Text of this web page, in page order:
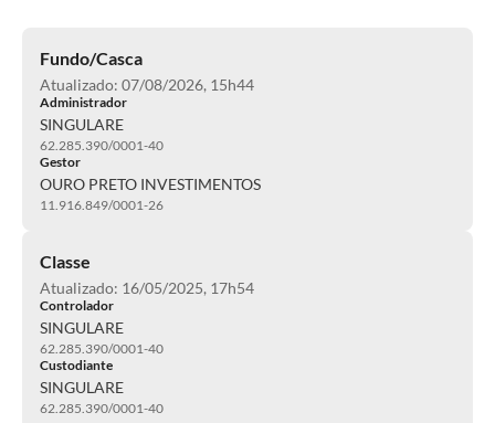
Fundo/Casca
Atualizado: 07/08/2026, 15h44
Administrador
SINGULARE
62.285.390/0001-40
Gestor
OURO PRETO INVESTIMENTOS
11.916.849/0001-26
Classe
Atualizado: 16/05/2025, 17h54
Controlador
SINGULARE
62.285.390/0001-40
Custodiante
SINGULARE
62.285.390/0001-40